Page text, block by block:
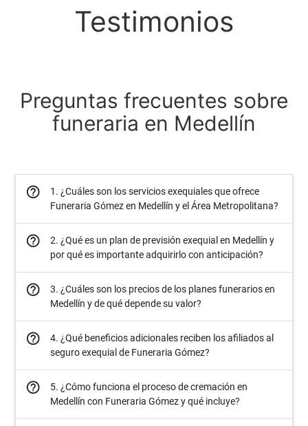
Testimonios
Preguntas frecuentes sobre
funeraria en Medellín
help_outline
1. ¿Cuáles son los servicios exequiales que ofrece
Funeraria Gómez en Medellín y el Área Metropolitana?
help_outline
2. ¿Qué es un plan de previsión exequial en Medellín y
por qué es importante adquirirlo con anticipación?
help_outline
3. ¿Cuáles son los precios de los planes funerarios en
Medellín y de qué depende su valor?
help_outline
4. ¿Qué beneficios adicionales reciben los afiliados al
seguro exequial de Funeraria Gómez?
help_outline
5. ¿Cómo funciona el proceso de cremación en
Medellín con Funeraria Gómez y qué incluye?